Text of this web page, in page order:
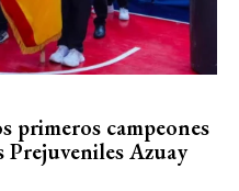
primeros campeones
Prejuveniles Azuay